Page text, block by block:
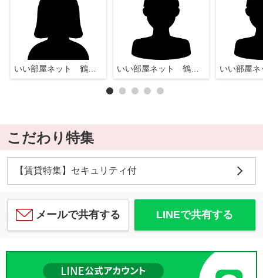
いい部屋ネット 鶴瀬店 いい部屋ネット 鶴瀬店
こだわり特集
【賃貸特集】セキュリティ付
メールで共有する LINEで共有する